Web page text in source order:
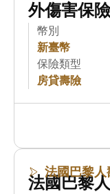
外傷害保
幣別
新臺幣
保險類型
房貸壽險
法國巴黎人
法國巴黎